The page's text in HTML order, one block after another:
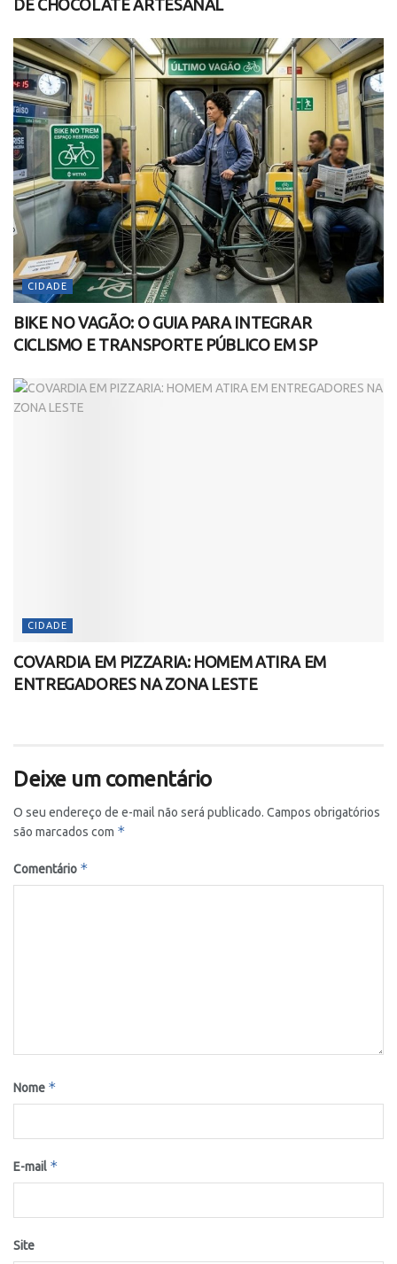
DE CHOCOLATE ARTESANAL
CIDADE
BIKE NO VAGÃO: O GUIA PARA INTEGRAR
CICLISMO E TRANSPORTE PÚBLICO EM SP
CIDADE
COVARDIA EM PIZZARIA: HOMEM ATIRA EM
ENTREGADORES NA ZONA LESTE
Deixe um comentário
O seu endereço de e-mail não será publicado. Campos obrigatórios
são marcados com *
Comentário *
Nome *
E-mail *
Site